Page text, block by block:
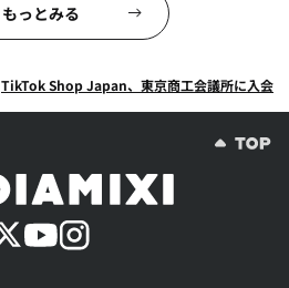
もっとみる
TikTok Shop Japan、東京商工会議所に入会